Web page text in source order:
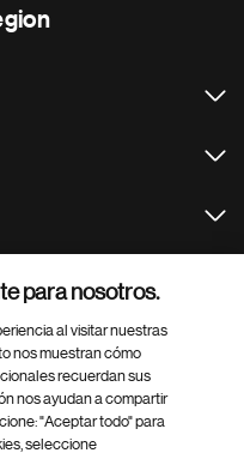
para nosotros.
al visitar nuestras
nos muestran cómo
recuerdan sus
nos ayudan a compartir
"Aceptar todo" para
seleccione